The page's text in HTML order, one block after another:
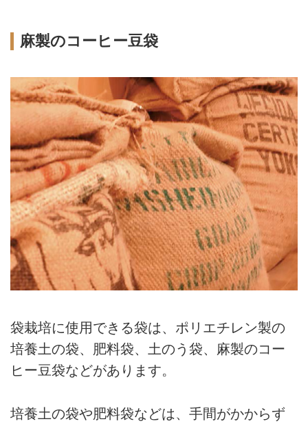
麻製のコーヒー豆袋
袋栽培に使用できる袋は、ポリエチレン製の
培養土の袋、肥料袋、土のう袋、麻製のコー
ヒー豆袋などがあります。
培養土の袋や肥料袋などは、手間がかからず